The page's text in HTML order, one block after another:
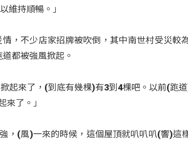
維持順暢。」
，不少店家招牌被吹倒，其中南世村受災較
都被強風掀起。
起來了，(到底有幾棵)有3到4棵吧。以前(跑
來了。」
，(風)一來的時候，這個屋頂就叭叭叭(響)這